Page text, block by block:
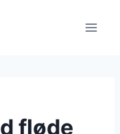
fløde